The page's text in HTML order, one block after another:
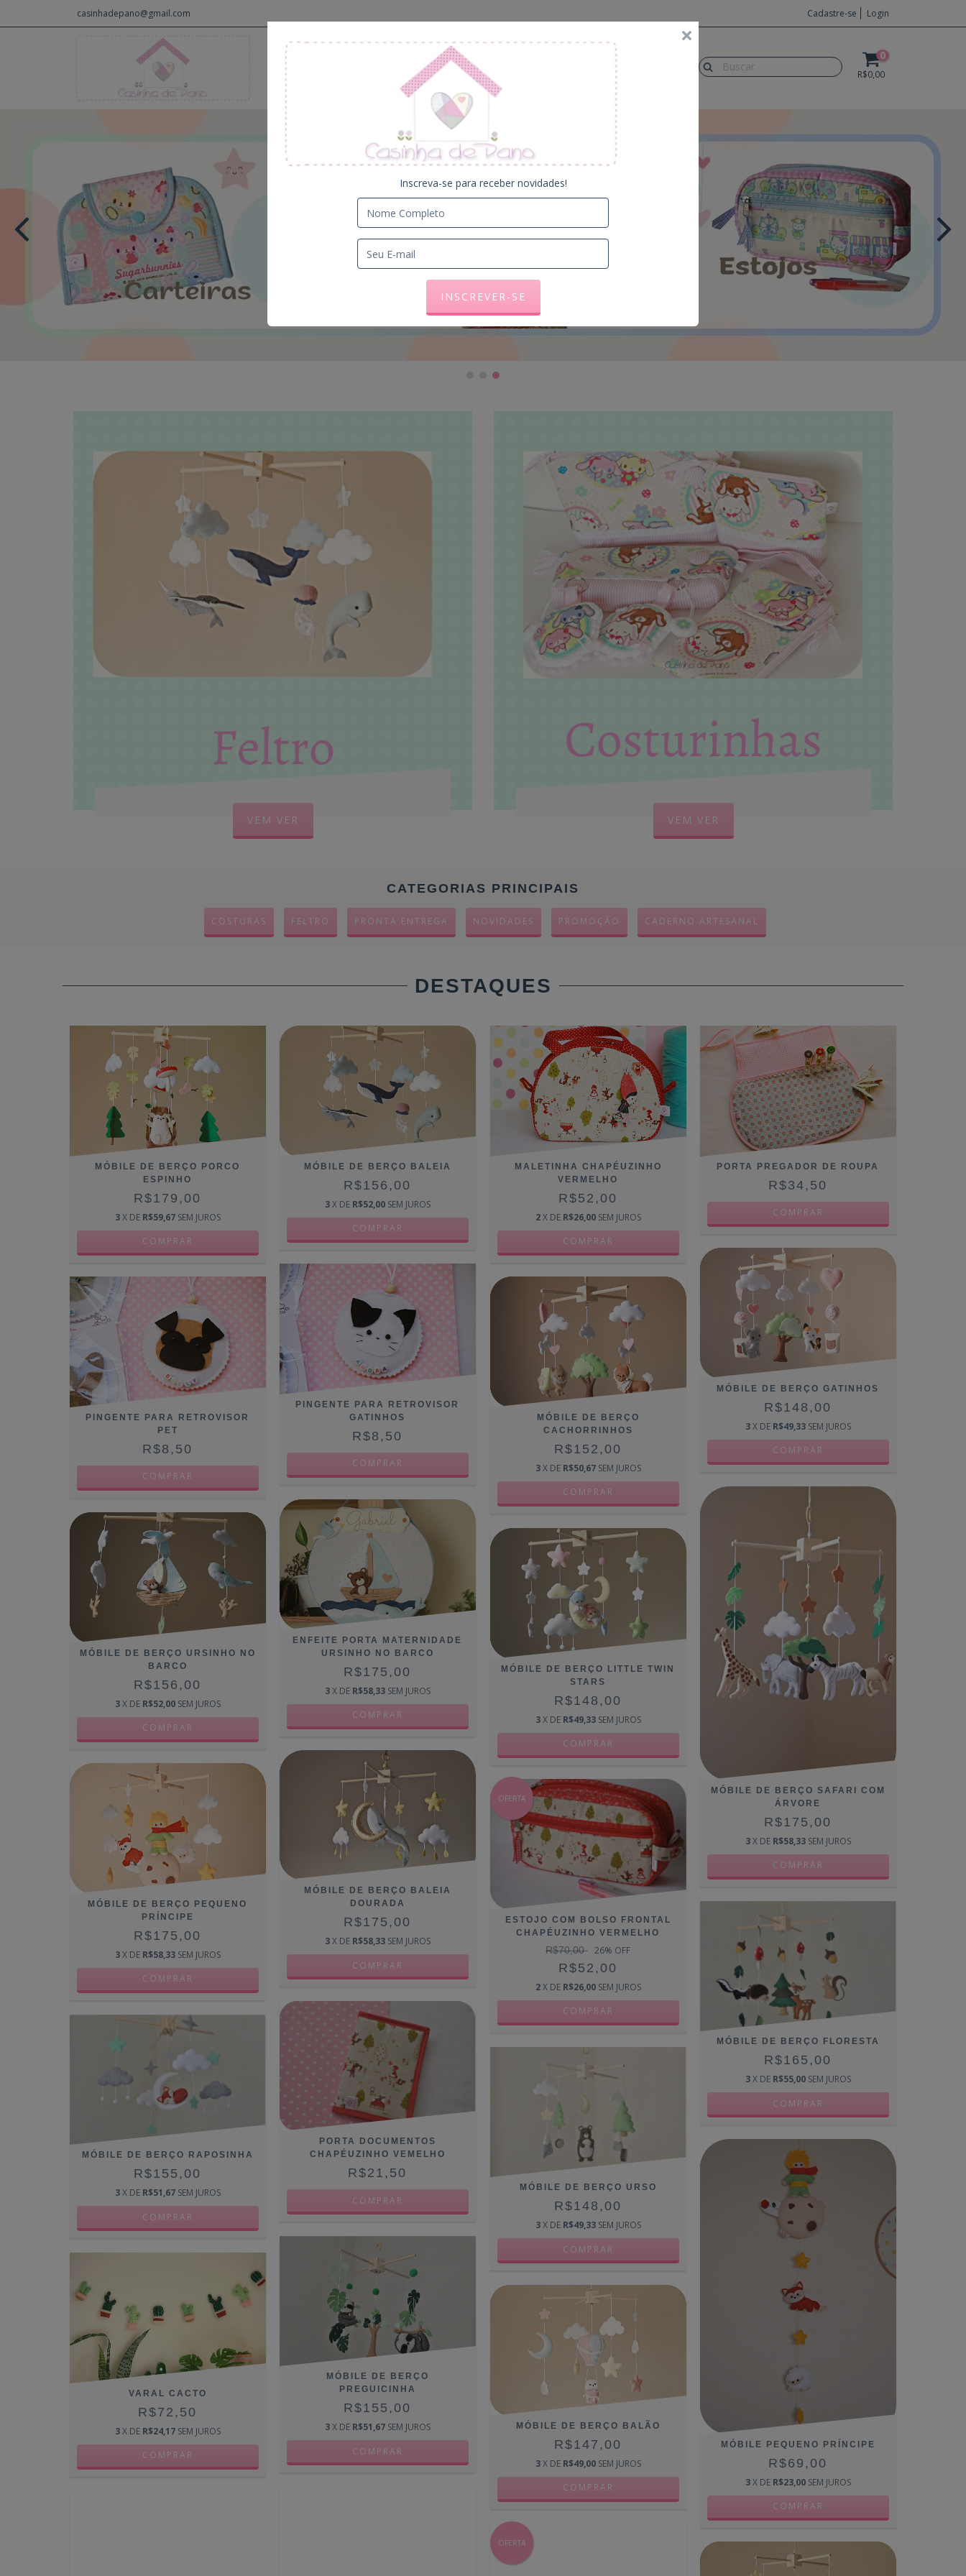
casinhadepano@gmail.com Cadastre-se Login
INÍCIO CONTATO QUEM SOMOS TROCAS E DEVOLUÇÕES
0
R$0,00
VEM VER VEM VER
CATEGORIAS PRINCIPAIS
COSTURAS FELTRO PRONTA ENTREGA NOVIDADES PROMOÇÃO CADERNO ARTESANAL
DESTAQUES
MÓBILE DE BERÇO PORCO
ESPINHO
R$179,00
3X DE R$59,67 SEM JUROS
MÓBILE DE BERÇO BALEIA
R$156,00
3X DE R$52,00 SEM JUROS
MALETINHA CHAPÉUZINHO
VERMELHO
R$52,00
2X DE R$26,00 SEM JUROS
PORTA PREGADOR DE ROUPA
R$34,50
PINGENTE PARA RETROVISOR
PET
R$8,50
COMPRAR
PINGENTE PARA RETROVISOR
GATINHOS
R$8,50
COMPRAR
MÓBILE DE BERÇO
CACHORRINHOS
R$152,00
3X DE R$50,67 SEM JUROS
MÓBILE DE BERÇO GATINHOS
R$148,00
3X DE R$49,33 SEM JUROS
MÓBILE DE BERÇO URSINHO NO
BARCO
R$156,00
3X DE R$52,00 SEM JUROS
ENFEITE PORTA MATERNIDADE
URSINHO NO BARCO
R$175,00
3X DE R$58,33 SEM JUROS
MÓBILE DE BERÇO LITTLE TWIN
STARS
R$148,00
3X DE R$49,33 SEM JUROS
MÓBILE DE BERÇO SAFARI COM
ÁRVORE
R$175,00
3X DE R$58,33 SEM JUROS
MÓBILE DE BERÇO PEQUENO
PRÍNCIPE
R$175,00
3X DE R$58,33 SEM JUROS
MÓBILE DE BERÇO BALEIA
DOURADA
R$175,00
3X DE R$58,33 SEM JUROS
OFERTA
ESTOJO COM BOLSO FRONTAL
CHAPÉUZINHO VERMELHO
R$70,00 26% OFF
R$52,00
2X DE R$26,00 SEM JUROS
MÓBILE DE BERÇO FLORESTA
R$165,00
3X DE R$55,00 SEM JUROS
MÓBILE DE BERÇO RAPOSINHA
R$155,00
3X DE R$51,67 SEM JUROS
PORTA DOCUMENTOS
CHAPÉUZINHO VEMELHO
R$21,50
MÓBILE DE BERÇO URSO
R$148,00
3X DE R$49,33 SEM JUROS
MÓBILE PEQUENO PRÍNCIPE
R$69,00
3X DE R$23,00 SEM JUROS
VARAL CACTO
R$72,50
3X DE R$24,17 SEM JUROS
MÓBILE DE BERÇO
PREGUICINHA
R$155,00
3X DE R$51,67 SEM JUROS MÓBILE DE BERÇO BALÃO
R$147,00
3X DE R$49,00 SEM JUROS
OFERTA
Inscreva-se para receber novidades!